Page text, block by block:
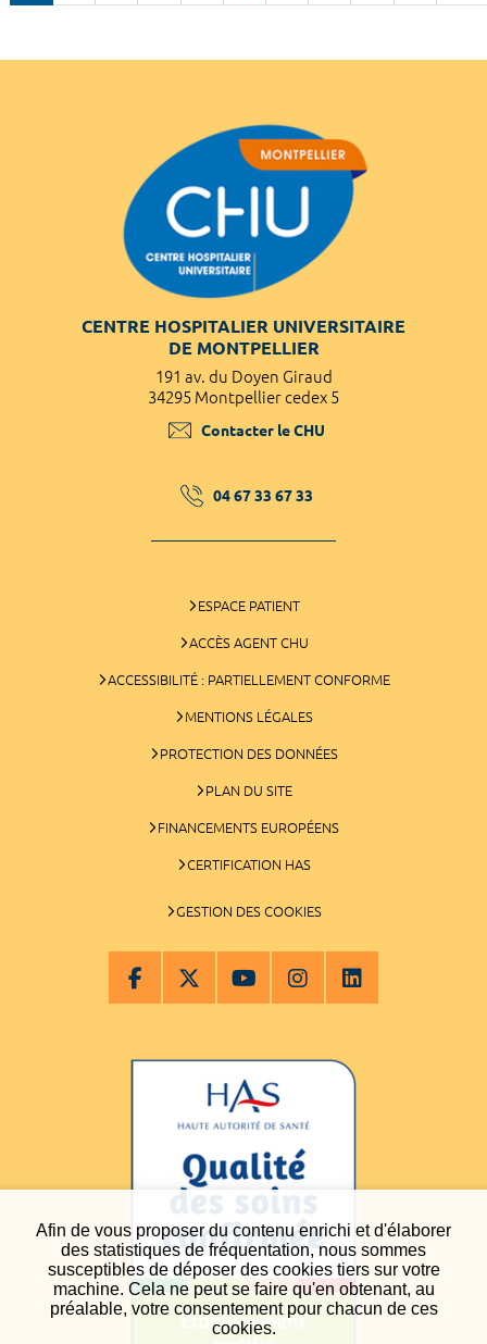
Afin de vous proposer du contenu enrichi et d'élaborer
des statistiques de fréquentation, nous sommes
susceptibles de déposer des cookies tiers sur votre
machine. Cela ne peut se faire qu'en obtenant, au
préalable, votre consentement pour chacun de ces
cookies.
CENTRE HOSPITALIER UNIVERSITAIRE
DE MONTPELLIER
191 av. du Doyen Giraud
34295 Montpellier cedex 5
Contacter le CHU
04 67 33 67 33
ESPACE PATIENT
ACCÈS AGENT CHU
ACCESSIBILITÉ : PARTIELLEMENT CONFORME
MENTIONS LÉGALES
PROTECTION DES DONNÉES
PLAN DU SITE
FINANCEMENTS EUROPÉENS
CERTIFICATION HAS
GESTION DES COOKIES